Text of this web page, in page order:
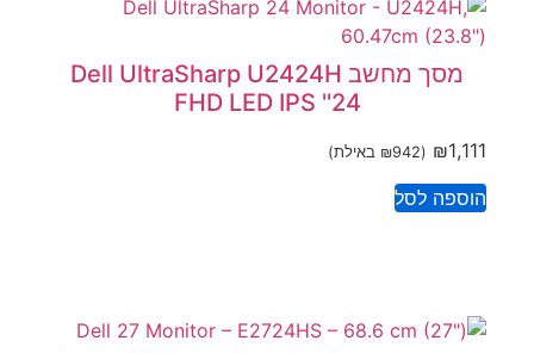
מסך מחשב Dell UltraSharp U2424H
FHD LED IPS ''24
₪1,111
(
₪942 באילת)
הוספה לסל